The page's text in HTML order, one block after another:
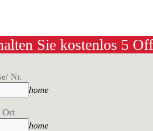
Sie kostenlos 5
Nr.
home
Ort
home